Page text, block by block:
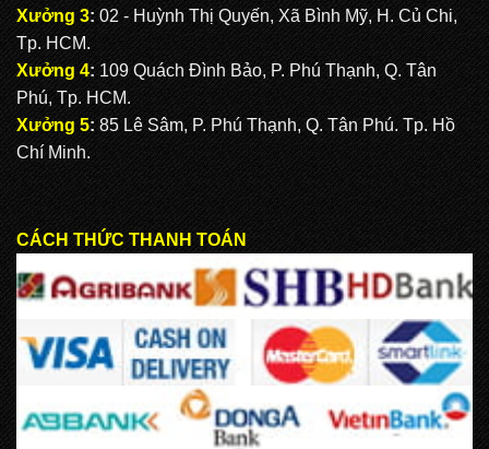
Xưởng 3: 02 - Huỳnh Thị Quyến, Xã Bình Mỹ, H. Củ Chi,
Tp. HCM.
Xưởng 4: 109 Quách Đình Bảo, P. Phú Thạnh, Q. Tân
Phú, Tp. HCM.
Xưởng 5: 85 Lê Sâm, P. Phú Thạnh, Q. Tân Phú. Tp. Hồ
Chí Minh.
CÁCH THỨC THANH TOÁN